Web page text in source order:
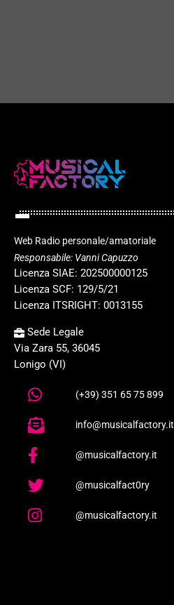
Web Radio personale/amatoriale
Responsabile: Vanni Capuzzo
Licenza SIAE: 202500000125
Licenza SCF: 129/5/21
Licenza ITSRIGHT: 0013155
Sede Legale
Via Zara 55, 36045
Lonigo (VI)
(+39) 351 65 75 899
info@musicalfactory.it
@musicalfactory.it
@musicalfact0ry
@musicalfactory.it